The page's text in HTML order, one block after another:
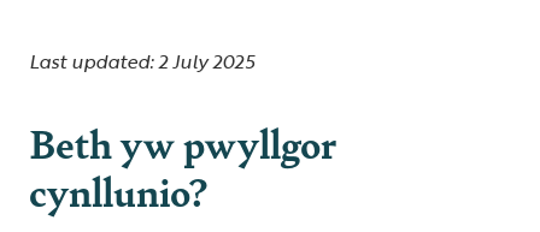
Last updated: 2 July 2025
Beth yw pwyllgor
cynllunio?